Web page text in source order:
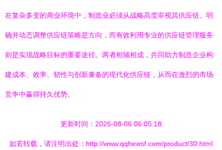
在复杂多变的商业环境中，制造业必须从战略高度审视其供应链。明
确并动态调整供应链策略是方向，而有效利用专业的供应链管理服务
则是实现战略目标的重要途径。两者相辅相成，共同助力制造企业构
建成本、效率、韧性与创新兼备的现代化供应链，从而在激烈的市场
竞争中赢得持久优势。
更新时间：2026-08-06 06:05:18
如若转载，请注明出处：http://www.qqhewsf.com/product/30.html